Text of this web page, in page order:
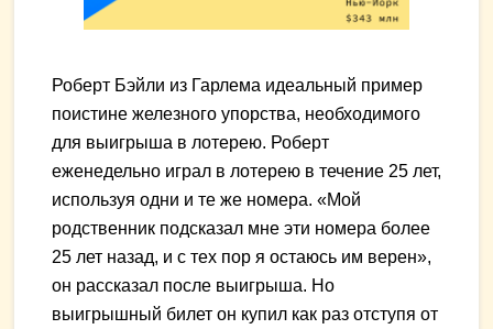
Роберт Бэйли из Гарлема идеальный пример
поистине железного упорства, необходимого
для выигрыша в лотерею. Роберт
еженедельно играл в лотерею в течение 25 лет,
используя одни и те же номера. «Мой
родственник подсказал мне эти номера более
25 лет назад, и с тех пор я остаюсь им верен»,
он рассказал после выигрыша. Но
выигрышный билет он купил как раз отступя от